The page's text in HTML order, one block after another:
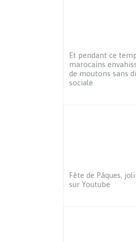
Et pendant ce
marocains
de moutons sans
sociale
Fête de Pâques,
sur Youtube